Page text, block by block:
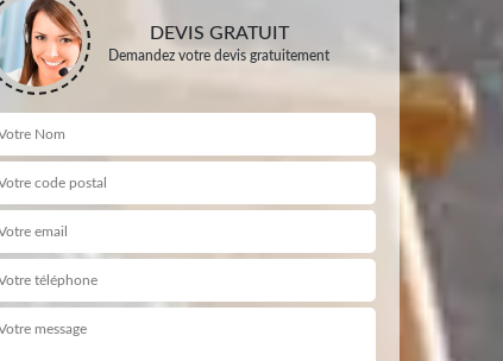
DEVIS GRATUIT
Demandez votre devis gratuitement